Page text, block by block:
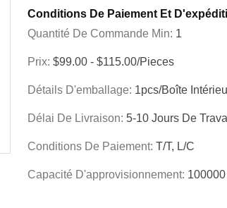
Conditions De Paiement Et
Quantité De Commande Min: 1
Prix: $99.00 - $115.00/Pieces
Détails D'emballage: 1pcs/boîte
Délai De Livraison: 5-10 Jours De
Conditions De Paiement: T/T, L/C
Capacité D'approvisionnement: